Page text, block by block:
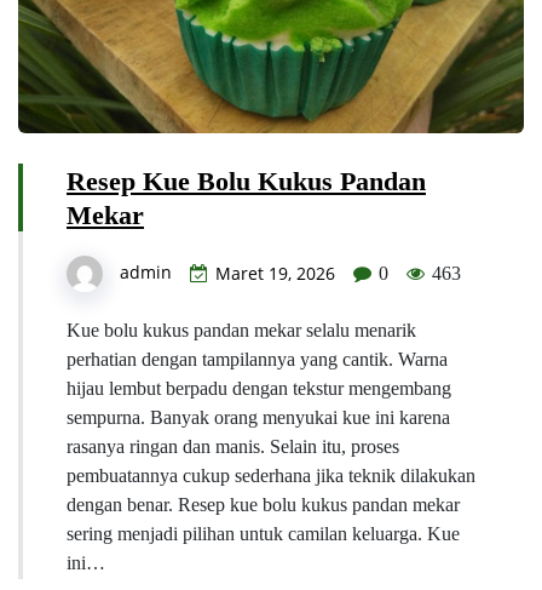
Resep Kue Bolu Kukus Pandan
Mekar
admin Maret 19, 2026 0 463
Kue bolu kukus pandan mekar selalu menarik
perhatian dengan tampilannya yang cantik. Warna
hijau lembut berpadu dengan tekstur mengembang
sempurna. Banyak orang menyukai kue ini karena
rasanya ringan dan manis. Selain itu, proses
pembuatannya cukup sederhana jika teknik dilakukan
dengan benar. Resep kue bolu kukus pandan mekar
sering menjadi pilihan untuk camilan keluarga. Kue
ini…